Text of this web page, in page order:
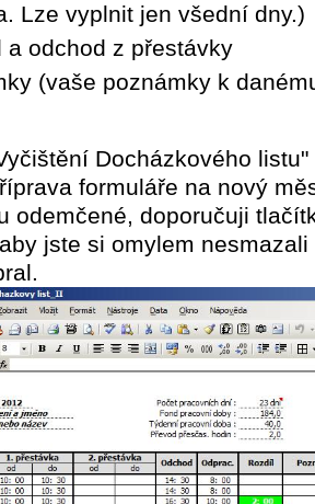
Lze vyplnit jen všední dny.)
a odchod z přestávky
(vaše poznámky k
Docházkového
formuláře na nový
odemčené, doporučuji
jste si omylem